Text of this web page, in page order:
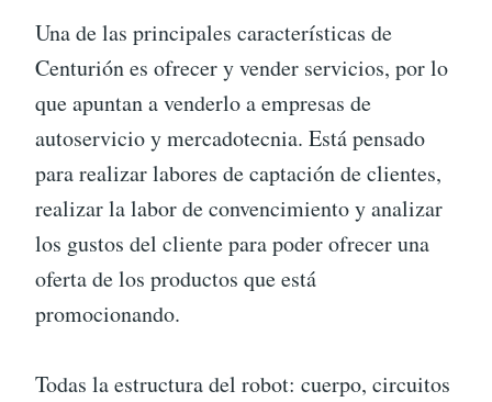
Una de las principales características de
Centurión es ofrecer y vender servicios, por lo
que apuntan a venderlo a empresas de
autoservicio y mercadotecnia. Está pensado
para realizar labores de captación de clientes,
realizar la labor de convencimiento y analizar
los gustos del cliente para poder ofrecer una
oferta de los productos que está
promocionando.
Todas la estructura del robot: cuerpo, circuitos